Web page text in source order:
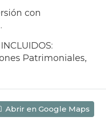
con
Patrimoniales,
Abrir en Google Maps